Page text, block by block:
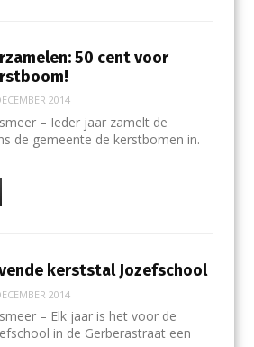
50 cent voor
2014
– Ieder jaar zamelt de
de gemeente de kerstbomen in.
kerststal Jozefschool
2014
– Elk jaar is het voor de
in de Gerberastraat een